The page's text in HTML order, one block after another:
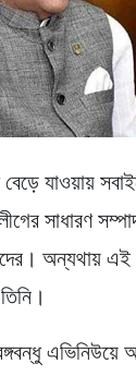
যাওয়ায়
সাধারণ
অন্যথায় এই
এভিনিউয়ে